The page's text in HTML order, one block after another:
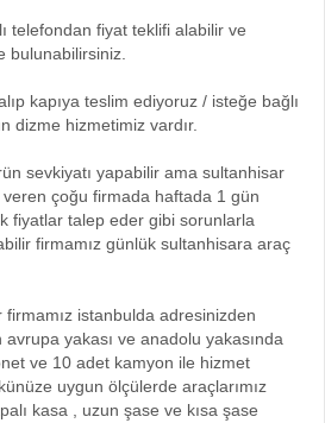
telefondan fiyat teklifi alabilir ve
bulunabilirsiniz.
kapıya teslim ediyoruz / isteğe bağlı
dizme hizmetimiz vardır.
sevkiyatı yapabilir ama sultanhisar
çoğu firmada haftada 1 gün
fiyatlar talep eder gibi sorunlarla
firmamız günlük sultanhisara araç
firmamız istanbulda adresinizden
yakası ve anadolu yakasında
ve 10 adet kamyon ile hizmet
uygun ölçülerde araçlarımız
kasa , uzun şase ve kısa şase